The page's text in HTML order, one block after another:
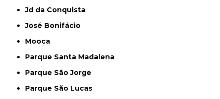
Jd da Conquista
José Bonifácio
Mooca
Parque Santa Madalena
Parque São Jorge
Parque São Lucas